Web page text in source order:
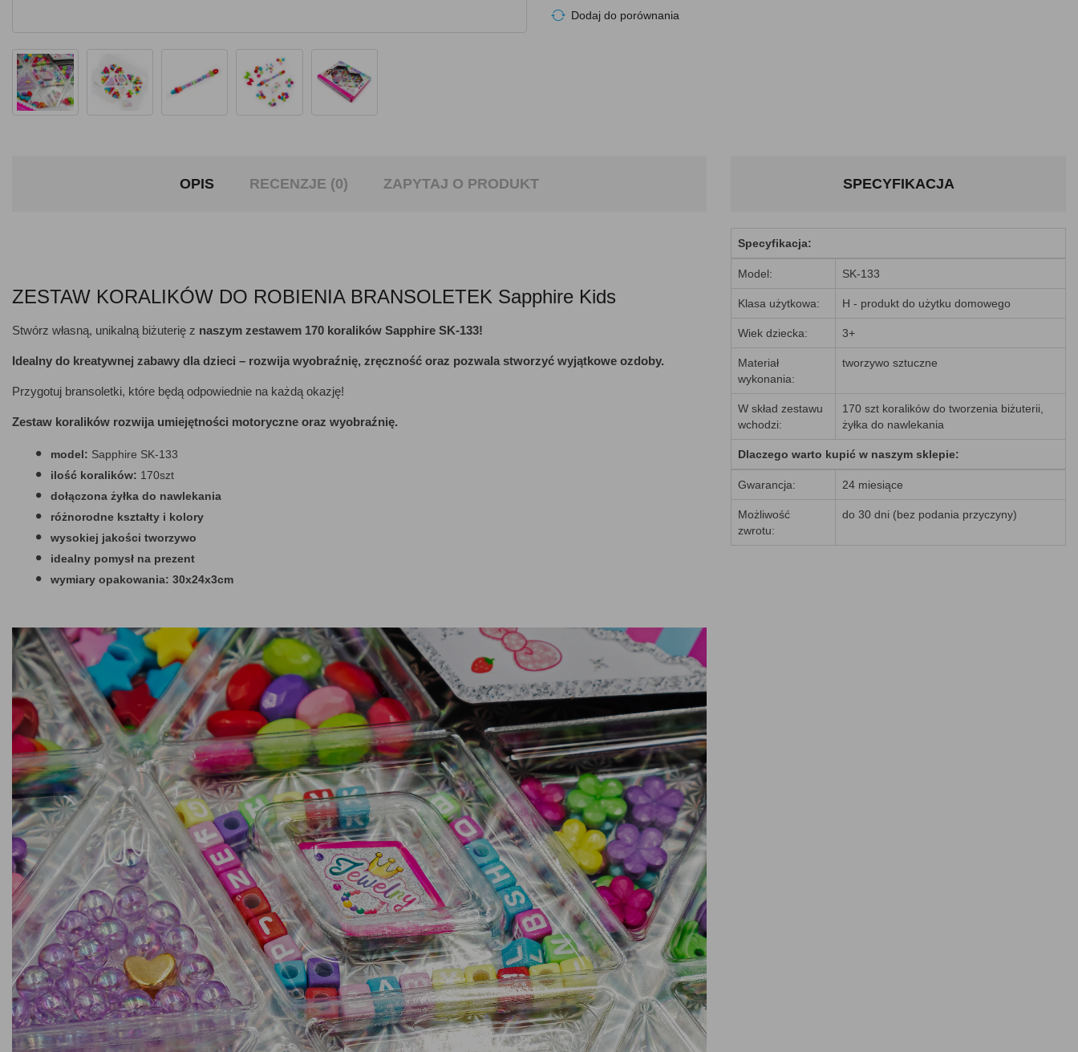
Dodaj do porównania
OPIS RECENZJE (0) ZAPYTAJ O PRODUKT
ZESTAW KORALIKÓW DO ROBIENIA BRANSOLETEK Sapphire Kids
Stwórz własną, unikalną biżuterię z naszym zestawem 170 koralików Sapphire SK-133!
Idealny do kreatywnej zabawy dla dzieci – rozwija wyobraźnię, zręczność oraz pozwala stworzyć wyjątkowe ozdoby.
Przygotuj bransoletki, które będą odpowiednie na każdą okazję!
Zestaw koralików rozwija umiejętności motoryczne oraz wyobraźnię.
model: Sapphire SK-133
ilość koralików: 170szt
dołączona żyłka do nawlekania
różnorodne kształty i kolory
wysokiej jakości tworzywo
idealny pomysł na prezent
wymiary opakowania: 30x24x3cm
SPECYFIKACJA
Specyfikacja:
Model: SK-133
Klasa użytkowa: H - produkt do użytku domowego
Wiek dziecka: 3+
Materiał
wykonania:
tworzywo sztuczne
W skład zestawu
wchodzi:
170 szt koralików do tworzenia biżuterii,
żyłka do nawlekania
Dlaczego warto kupić w naszym sklepie:
Gwarancja: 24 miesiące
Możliwość
zwrotu:
do 30 dni (bez podania przyczyny)